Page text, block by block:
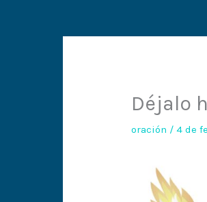
Déjalo
oración /4 de